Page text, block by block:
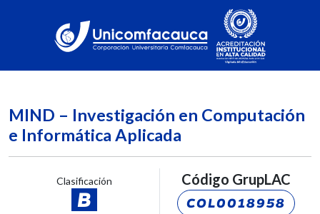
MIND – Investigación en Computación
e Informática Aplicada
Clasificación
B
Código GrupLAC
COL0018958